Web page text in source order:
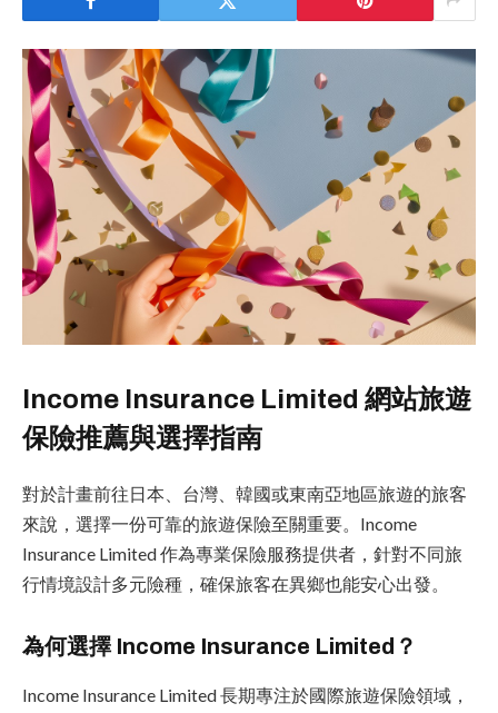
Income Insurance Limited 網站旅遊
保險推薦與選擇指南
對於計畫前往日本、台灣、韓國或東南亞地區旅遊的旅客
來說，選擇一份可靠的旅遊保險至關重要。Income
Insurance Limited 作為專業保險服務提供者，針對不同旅
行情境設計多元險種，確保旅客在異鄉也能安心出發。
為何選擇 Income Insurance Limited？
Income Insurance Limited 長期專注於國際旅遊保險領域，